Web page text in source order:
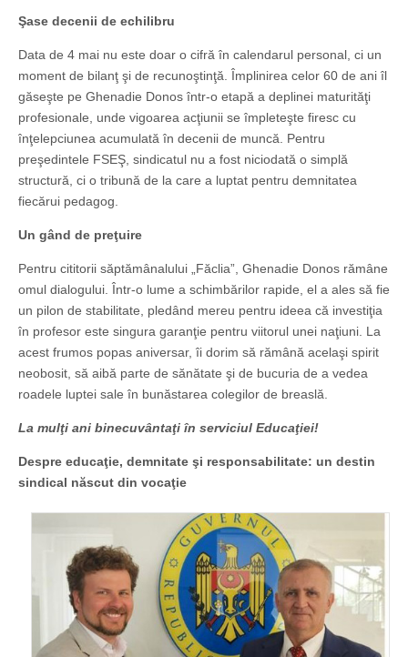
Şase decenii de echilibru
Data de 4 mai nu este doar o cifră în calendarul personal, ci un
moment de bilanţ şi de recunoştinţă. Împlinirea celor 60 de ani îl
găseşte pe Ghenadie Donos într-o etapă a deplinei maturităţi
profesionale, unde vigoarea acţiunii se împleteşte firesc cu
înţelepciunea acumulată în decenii de muncă. Pentru
preşedintele FSEŞ, sindicatul nu a fost niciodată o simplă
structură, ci o tribună de la care a luptat pentru demnitatea
fiecărui pedagog.
Un gând de preţuire
Pentru cititorii săptămânalului „Făclia”, Ghenadie Donos rămâne
omul dialogului. Într-o lume a schimbărilor rapide, el a ales să fie
un pilon de stabilitate, pledând mereu pentru ideea că investiţia
în profesor este singura garanţie pentru viitorul unei naţiuni. La
acest frumos popas aniversar, îi dorim să rămână acelaşi spirit
neobosit, să aibă parte de sănătate şi de bucuria de a vedea
roadele luptei sale în bunăstarea colegilor de breaslă.
La mulţi ani binecuvântaţi în serviciul Educaţiei!
Despre educaţie, demnitate şi responsabilitate: un destin
sindical născut din vocaţie